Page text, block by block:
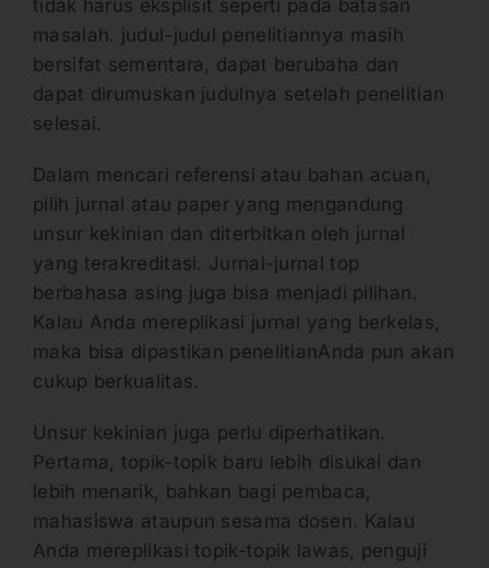
tidak harus eksplisit seperti pada batasan
masalah. judul-judul penelitiannya masih
bersifat sementara, dapat berubaha dan
dapat dirumuskan judulnya setelah penelitian
selesai.
Dalam mencari referensi atau bahan acuan,
pilih jurnal atau paper yang mengandung
unsur kekinian dan diterbitkan oleh jurnal
yang terakreditasi. Jurnal-jurnal top
berbahasa asing juga bisa menjadi pilihan.
Kalau Anda mereplikasi jurnal yang berkelas,
maka bisa dipastikan penelitianAnda pun akan
cukup berkualitas.
Unsur kekinian juga perlu diperhatikan.
Pertama, topik-topik baru lebih disukai dan
lebih menarik, bahkan bagi pembaca,
mahasiswa ataupun sesama dosen. Kalau
Anda mereplikasi topik-topik lawas, penguji